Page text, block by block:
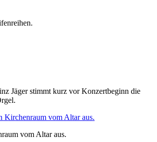
Jäger stimmt kurz vor Konzertbeginn die
vom Altar aus.